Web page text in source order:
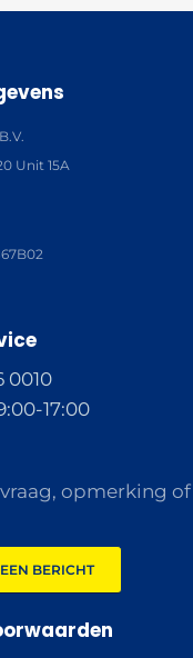
Unit 15A
0010
17:00
opmerking
BERICHT